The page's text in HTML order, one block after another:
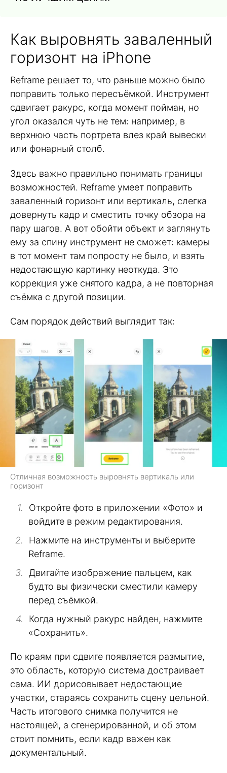
Как выровнять заваленный
горизонт на iPhone
Reframe решает то, что раньше можно было
поправить только пересъёмкой. Инструмент
сдвигает ракурс, когда момент пойман, но
угол оказался чуть не тем: например, в
верхнюю часть портрета влез край вывески
или фонарный столб.
Здесь важно правильно понимать границы
возможностей. Reframe умеет поправить
заваленный горизонт или вертикаль, слегка
довернуть кадр и сместить точку обзора на
пару шагов. А вот обойти объект и заглянуть
ему за спину инструмент не сможет: камеры
в тот момент там попросту не было, и взять
недостающую картинку неоткуда. Это
коррекция уже снятого кадра, а не повторная
съёмка с другой позиции.
Сам порядок действий выглядит так:
Отличная возможность выровнять вертикаль или
горизонт
Откройте фото в приложении «Фото» и
войдите в режим редактирования.
Нажмите на инструменты и выберите
Reframe.
Двигайте изображение пальцем, как
будто вы физически сместили камеру
перед съёмкой.
Когда нужный ракурс найден, нажмите
«Сохранить».
По краям при сдвиге появляется размытие,
это область, которую система достраивает
сама. ИИ дорисовывает недостающие
участки, стараясь сохранить сцену цельной.
Часть итогового снимка получится не
настоящей, а сгенерированной, и об этом
стоит помнить, если кадр важен как
документальный.